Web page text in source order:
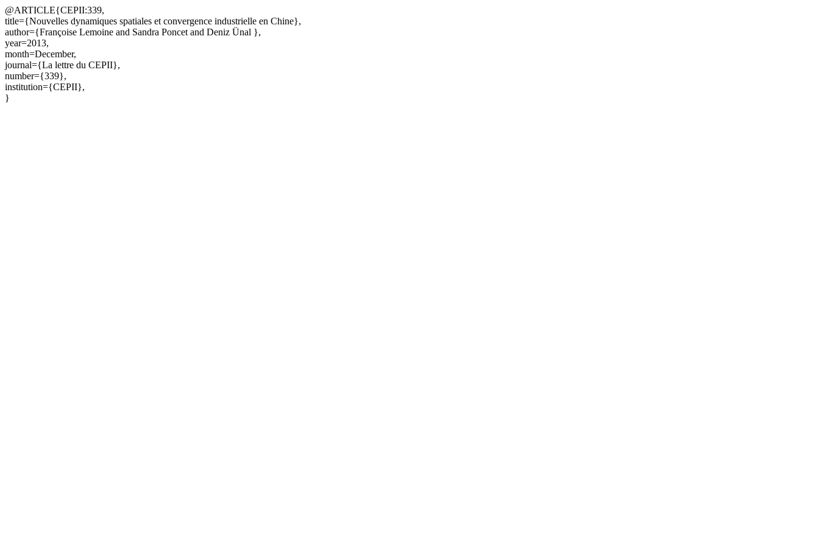
@ARTICLE{CEPII:339,
title={Nouvelles dynamiques spatiales et convergence industrielle en Chine},
author={Françoise Lemoine and Sandra Poncet and Deniz Ünal },
year=2013,
month=December,
journal={La lettre du CEPII},
number={339},
institution={CEPII},
}